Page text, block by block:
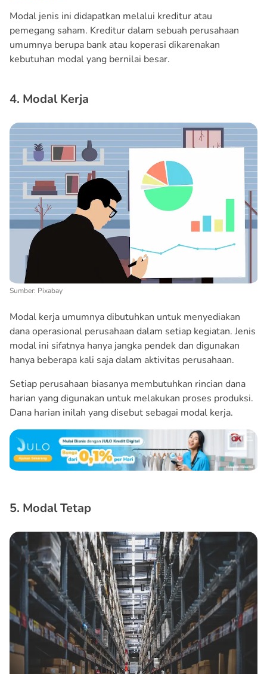
Modal jenis ini didapatkan melalui kreditur atau
pemegang saham. Kreditur dalam sebuah perusahaan
umumnya berupa bank atau koperasi dikarenakan
kebutuhan modal yang bernilai besar.
4. Modal Kerja
Sumber: Pixabay
Modal kerja umumnya dibutuhkan untuk menyediakan
dana operasional perusahaan dalam setiap kegiatan. Jenis
modal ini sifatnya hanya jangka pendek dan digunakan
hanya beberapa kali saja dalam aktivitas perusahaan.
Setiap perusahaan biasanya membutuhkan rincian dana
harian yang digunakan untuk melakukan proses produksi.
Dana harian inilah yang disebut sebagai modal kerja.
5. Modal Tetap